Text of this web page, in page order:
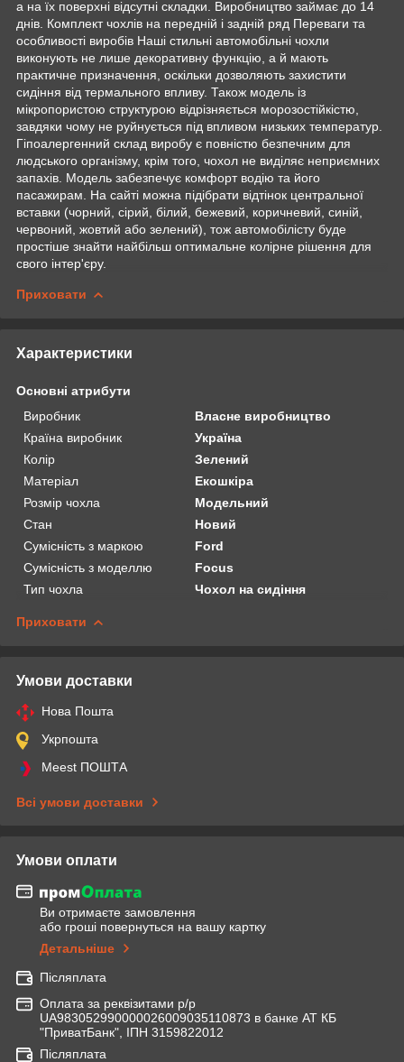
а на їх поверхні відсутні складки. Виробництво займає до 14
днів. Комплект чохлів на передній і задній ряд Переваги та
особливості виробів Наші стильні автомобільні чохли
виконують не лише декоративну функцію, а й мають
практичне призначення, оскільки дозволяють захистити
сидіння від термального впливу. Також модель із
мікропористою структурою відрізняється морозостійкістю,
завдяки чому не руйнується під впливом низьких температур.
Гіпоалергенний склад виробу є повністю безпечним для
людського організму, крім того, чохол не виділяє неприємних
запахів. Модель забезпечує комфорт водію та його
пасажирам. На сайті можна підібрати відтінок центральної
вставки (чорний, сірий, білий, бежевий, коричневий, синій,
червоний, жовтий або зелений), тож автомобілісту буде
простіше знайти найбільш оптимальне колірне рішення для
свого інтер'єру.
Приховати
Характеристики
Основні атрибути
Виробник
Власне виробництво
Країна виробник
Україна
Колір
Зелений
Матеріал
Екошкіра
Розмір чохла
Модельний
Стан
Новий
Сумісність з маркою
Ford
Сумісність з моделлю
Focus
Тип чохла
Чохол на сидіння
Приховати
Умови доставки
Нова Пошта
Укрпошта
Meest ПОШТА
Всі умови доставки
Умови оплати
Ви отримаєте замовлення
або гроші повернуться на вашу картку
Детальніше
Післяплата
Оплата за реквізитами р/р
UA983052990000026009035110873 в банке АТ КБ
"ПриватБанк", ІПН 3159822012
Післяплата